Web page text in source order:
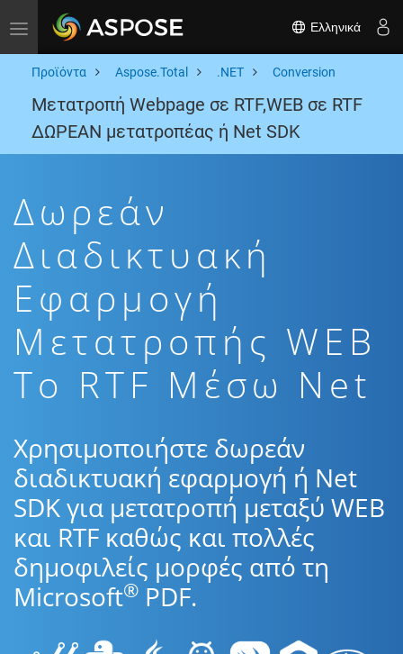
Toggle navigation Ελληνικά
Προϊόντα Aspose.Total .NET Conversion
Μετατροπή Webpage σε RTF,WEB σε RTF
ΔΩΡΕΑΝ μετατροπέας ή Net SDK
Δωρεάν
Διαδικτυακή
Εφαρμογή
Μετατροπής WEB
To RTF Μέσω Net
Χρησιμοποιήστε δωρεάν
διαδικτυακή εφαρμογή ή Net
SDK για μετατροπή μεταξύ WEB
και RTF καθώς και πολλές
δημοφιλείς μορφές από τη
Microsoft® PDF.